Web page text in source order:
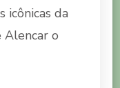
IRACEMA
icônicas da
Alencar o